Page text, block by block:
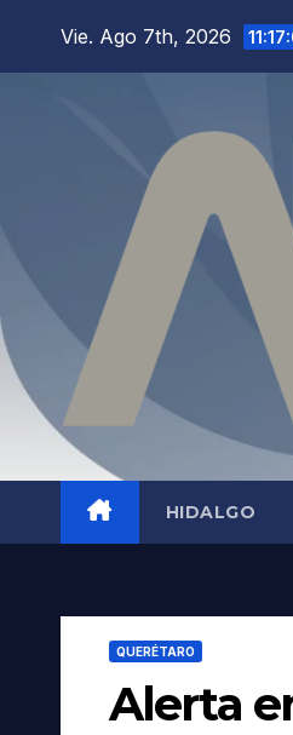
Vie. Ago 7th, 2026
HIDALGO
QUERÉTARO
Alerta